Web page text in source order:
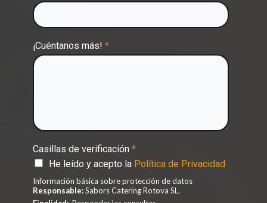
¡Cuéntanos más! *
Casillas de verificación *
He leído y acepto la Política de Privacidad
Información básica sobre protección de datos
Responsable:Sabors Catering Rotova SL.